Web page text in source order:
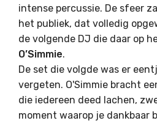
intense percussie. De sfeer
het publiek, dat volledig
de volgende DJ die daar op
O’Simmie.
De set die volgde was er
vergeten. O'Simmie bracht
die iedereen deed lachen,
moment waarop je dankbaar